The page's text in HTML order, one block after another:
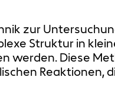
zur
Struktur in
werden. Diese
Reaktionen,